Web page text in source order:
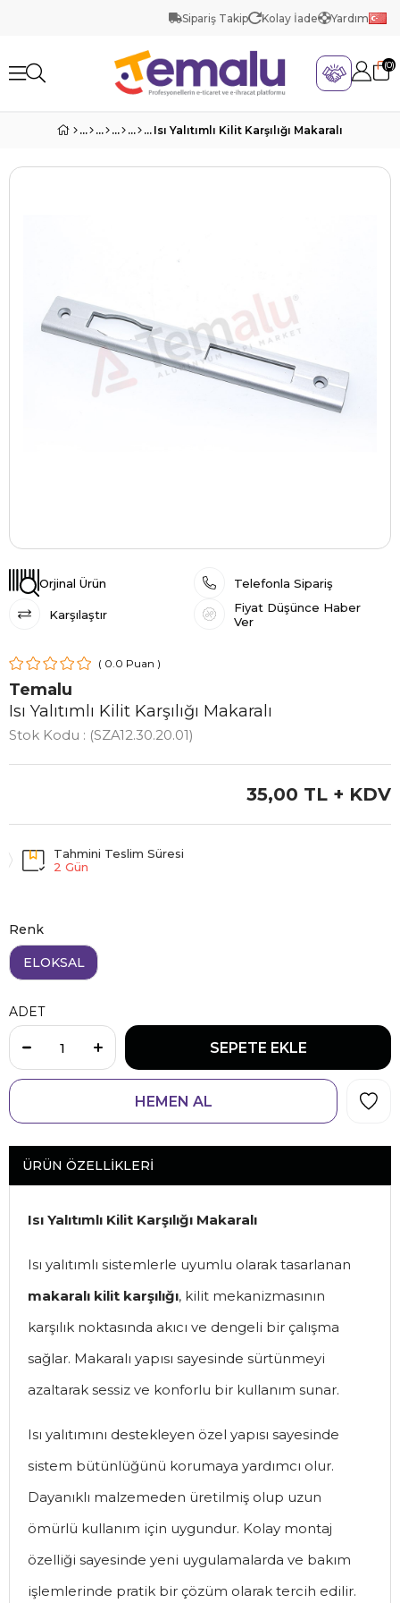
Sipariş Takip Kolay İade Yardım
0
Isı Yalıtımlı Kilit Karşılığı Makaralı
Orjinal Ürün Telefonla Sipariş
Karşılaştır
Fiyat Düşünce Haber
Ver
0.0
Temalu
Isı Yalıtımlı Kilit Karşılığı Makaralı
Stok Kodu (SZA12.30.20.01)
35,00 TL + KDV
Tahmini Teslim Süresi
2 Gün
Renk
ELOKSAL
ADET
ÜRÜN ÖZELLIKLERI
Isı Yalıtımlı Kilit Karşılığı Makaralı
Isı yalıtımlı sistemlerle uyumlu olarak tasarlanan
makaralı kilit karşılığı, kilit mekanizmasının
karşılık noktasında akıcı ve dengeli bir çalışma
sağlar. Makaralı yapısı sayesinde sürtünmeyi
azaltarak sessiz ve konforlu bir kullanım sunar.
Isı yalıtımını destekleyen özel yapısı sayesinde
sistem bütünlüğünü korumaya yardımcı olur.
Dayanıklı malzemeden üretilmiş olup uzun
ömürlü kullanım için uygundur. Kolay montaj
özelliği sayesinde yeni uygulamalarda ve bakım
işlemlerinde pratik bir çözüm olarak tercih edilir.